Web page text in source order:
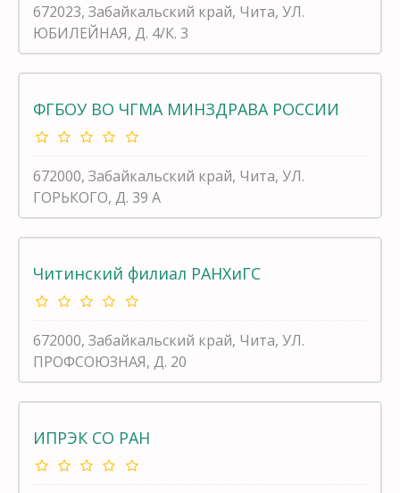
672023, Забайкальский край, Чита, УЛ.
ЮБИЛЕЙНАЯ, Д. 4/К. 3
ФГБОУ ВО ЧГМА МИНЗДРАВА РОССИИ
672000, Забайкальский край, Чита, УЛ.
ГОРЬКОГО, Д. 39 А
Читинский филиал РАНХиГС
672000, Забайкальский край, Чита, УЛ.
ПРОФСОЮЗНАЯ, Д. 20
ИПРЭК СО РАН